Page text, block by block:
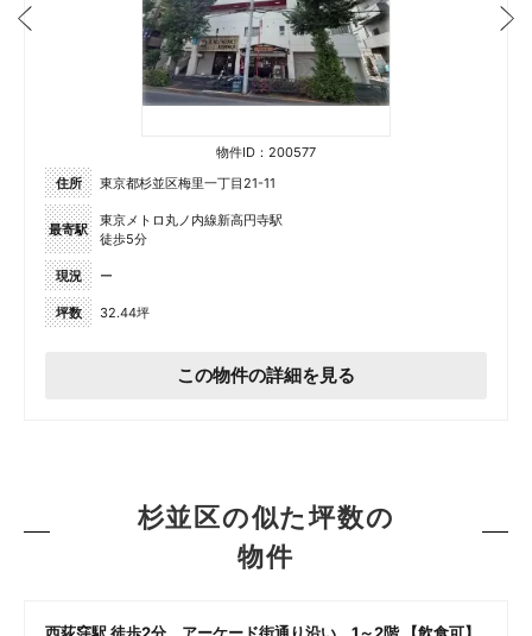
物件ID：200577
住所
東京都杉並区梅里一丁目21-11
最寄駅
東京メトロ丸ノ内線新高円寺駅
徒歩5分
現況 ー
坪数 32.44坪
この物件の詳細を見る
杉並区の似た坪数の
物件